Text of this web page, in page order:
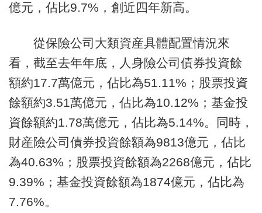
億元，佔比9.7%，創近四年新高。
從保險公司大類資産具體配置情況來
看，截至去年年底，人身險公司債券投資餘
額約17.7萬億元，佔比為51.11%；股票投資
餘額約3.51萬億元，佔比為10.12%；基金投
資餘額約1.78萬億元，佔比為5.14%。同時，
財産險公司債券投資餘額為9813億元，佔比
為40.63%；股票投資餘額為2268億元，佔比
9.39%；基金投資餘額為1874億元，佔比為
7.76%。